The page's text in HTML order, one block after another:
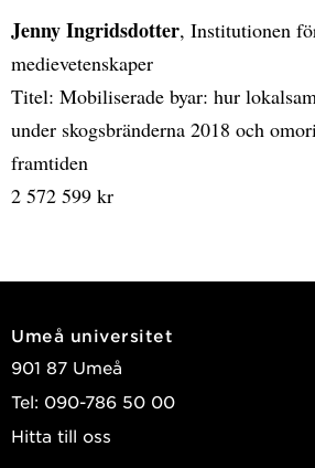
Jenny Ingridsdotter, Institutionen
medievetenskaper
Titel: Mobiliserade byar: hur
under skogsbränderna 2018 och
framtiden
2 572 599 kr
Umeå universitet
901 87 Umeå
Tel: 090-786 50 00
Hitta till oss